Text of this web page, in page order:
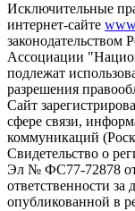
Исключительные
интернет-сайте
законодательством
Ассоциации
подлежат
разрешения
Сайт
сфере связи,
коммуникаций
Свидетельство о
Эл № ФС77-72878 от
ответственности
опубликованной в